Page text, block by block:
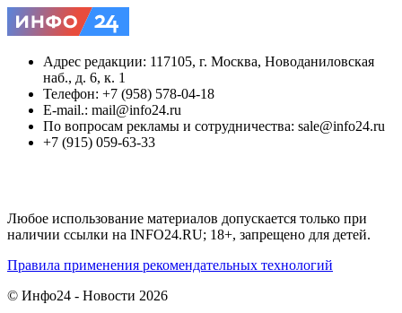
Адрес редакции: 117105, г. Москва, Новоданиловская
наб., д. 6, к. 1
Телефон: +7 (958) 578-04-18
E-mail.: mail@info24.ru
По вопросам рекламы и сотрудничества: sale@info24.ru
+7 (915) 059-63-33
Любое использование материалов допускается только при
наличии ссылки на INFO24.RU; 18+, запрещено для детей.
Правила применения рекомендательных технологий
© Инфо24 - Новости 2026